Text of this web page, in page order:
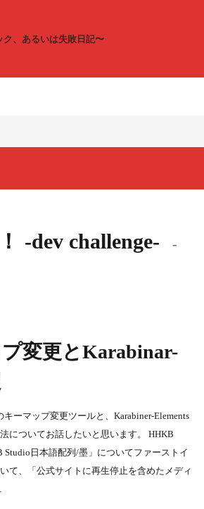
ク、あるいは失敗日記〜
-dev challenge-
変更とKarabinar-
ーマップ変更ツールと、Karabiner-Elements
についてお話したいと思います。 HHKB
日本語配列/墨」についてファーストイ
て、「公式サイトに再生停止を含めたメディ